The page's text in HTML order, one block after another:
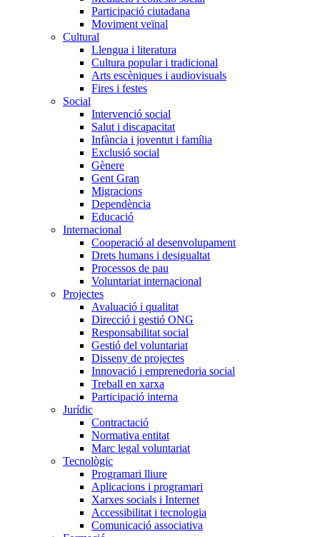
Participació ciutadana
Moviment veïnal
Cultural
Llengua i literatura
Cultura popular i tradicional
Arts escèniques i audiovisuals
Fires i festes
Social
Intervenció social
Salut i discapacitat
Infància i joventut i família
Exclusió social
Gènere
Gent Gran
Migracions
Dependència
Educació
Internacional
Cooperació al desenvolupament
Drets humans i desigualtat
Processos de pau
Voluntariat internacional
Projectes
Avaluació i qualitat
Direcció i gestió ONG
Responsabilitat social
Gestió del voluntariat
Disseny de projectes
Innovació i emprenedoria social
Treball en xarxa
Participació interna
Jurídic
Contractació
Normativa entitat
Marc legal voluntariat
Tecnològic
Programari lliure
Aplicacions i programari
Xarxes socials i Internet
Accessibilitat i tecnologia
Comunicació associativa